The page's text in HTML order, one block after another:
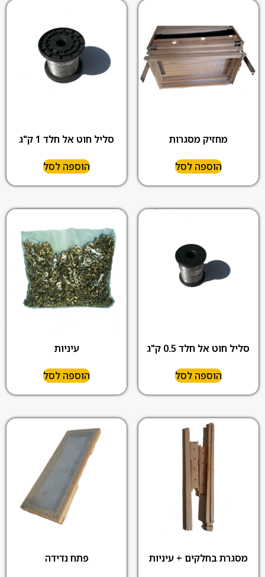
מחזיק מסגרות
הוספה לסל
סליל חוט אל חלד 1 ק"ג
הוספה לסל
סליל חוט אל חלד 0.5 ק"ג
הוספה לסל
עיניות
הוספה לסל
מסגרת בחלקים + עיניות פתח נדידה